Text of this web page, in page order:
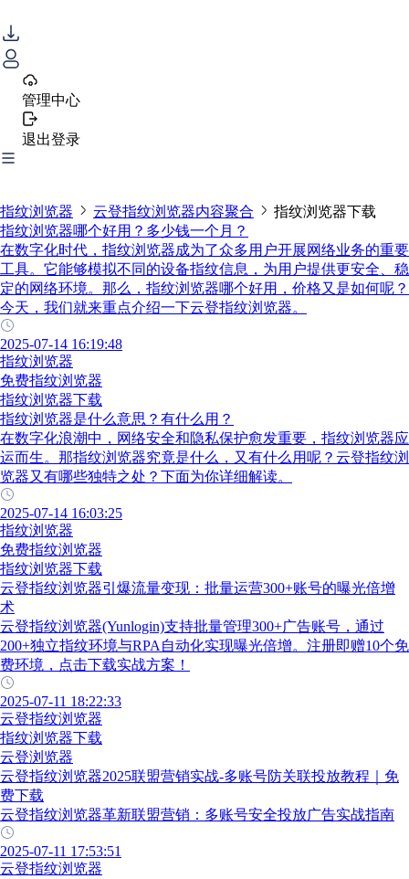
管理中心
退出登录
指纹浏览器 云登指纹浏览器内容聚合
指纹浏览器下载
指纹浏览器哪个好用？多少钱一个月？
在数字化时代，指纹浏览器成为了众多用户开展网络业务的重要
工具。它能够模拟不同的设备指纹信息，为用户提供更安全、稳
定的网络环境。那么，指纹浏览器哪个好用，价格又是如何呢？
今天，我们就来重点介绍一下云登指纹浏览器。
2025-07-14 16:19:48
指纹浏览器
免费指纹浏览器
指纹浏览器下载
指纹浏览器是什么意思？有什么用？
在数字化浪潮中，网络安全和隐私保护愈发重要，指纹浏览器应
运而生。那指纹浏览器究竟是什么，又有什么用呢？云登指纹浏
览器又有哪些独特之处？下面为你详细解读。
2025-07-14 16:03:25
指纹浏览器
免费指纹浏览器
指纹浏览器下载
云登指纹浏览器引爆流量变现：批量运营300+账号的曝光倍增
术
云登指纹浏览器(Yunlogin)支持批量管理300+广告账号，通过
200+独立指纹环境与RPA自动化实现曝光倍增。注册即赠10个免
费环境，点击下载实战方案！
2025-07-11 18:22:33
云登指纹浏览器
指纹浏览器下载
云登浏览器
云登指纹浏览器2025联盟营销实战-多账号防关联投放教程｜免
费下载
云登指纹浏览器革新联盟营销：多账号安全投放广告实战指南
2025-07-11 17:53:51
云登指纹浏览器